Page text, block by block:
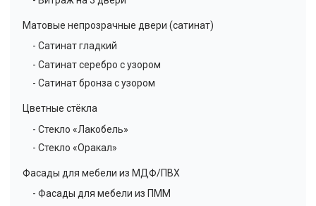
Матовые непрозрачные двери (сатинат)
- Сатинат гладкий
- Сатинат серебро с узором
- Сатинат бронза с узором
Цветные стёкла
- Стекло «Лакобель»
- Стекло «Оракал»
Фасады для мебели из МДФ/ПВХ
- Фасады для мебели из ПММ